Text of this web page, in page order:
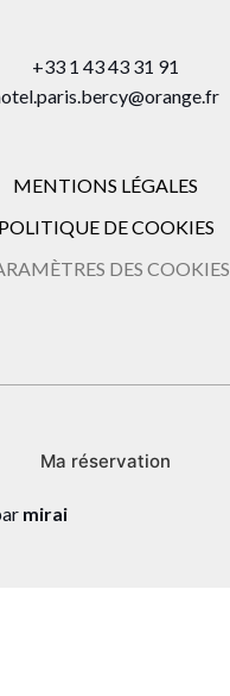
+33 1 43 43 31 91
MENTIONS LÉGALES
POLITIQUE DE COOKIES
DES COOKIES
Ma réservation
mirai